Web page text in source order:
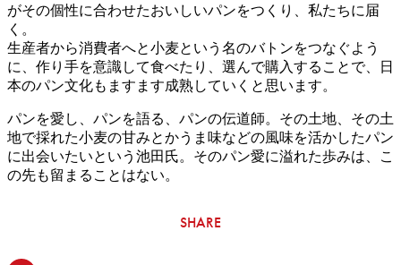
がその個性に合わせたおいしいパンをつくり、私たちに届
く。
生産者から消費者へと小麦という名のバトンをつなぐよう
に、作り手を意識して食べたり、選んで購入することで、日
本のパン文化もますます成熟していくと思います。
パンを愛し、パンを語る、パンの伝道師。その土地、その土
地で採れた小麦の甘みとかうま味などの風味を活かしたパン
に出会いたいという池田氏。そのパン愛に溢れた歩みは、こ
の先も留まることはない。
SHARE